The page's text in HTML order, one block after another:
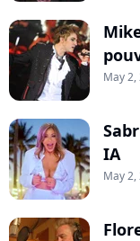
May 2,
IA
May 2,